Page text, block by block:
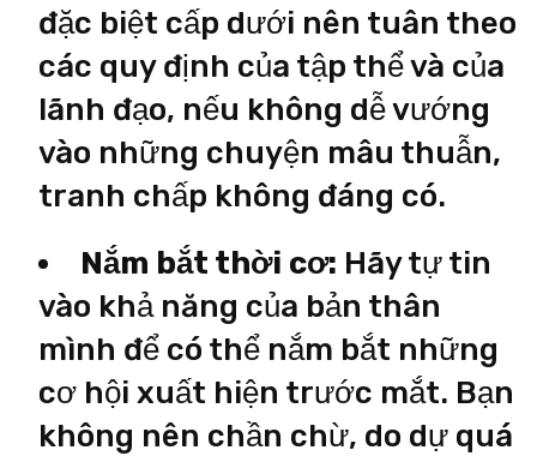
đặc biệt cấp dưới nên tuân theo
các quy định của tập thể và của
lãnh đạo, nếu không dễ vướng
vào những chuyện mâu thuẫn,
tranh chấp không đáng có.
Nắm bắt thời cơ: Hãy tự tin
vào khả năng của bản thân
mình để có thể nắm bắt những
cơ hội xuất hiện trước mắt. Bạn
không nên chần chừ, do dự quá